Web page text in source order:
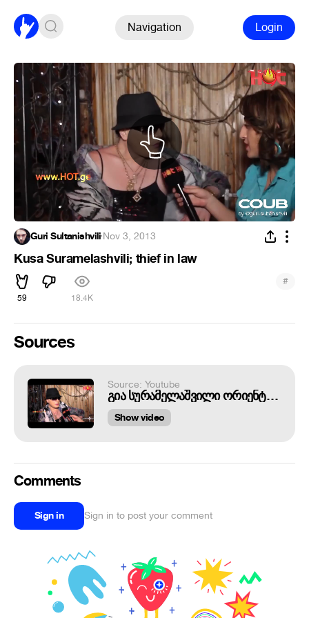
Navigation Login
Guri Sultanishvili·Nov 3, 2013
Kusa Suramelashvili; thief in law
59 18.4K
#
Sources
Source: Youtube
გია სურამელაშვილი ორიენტაციას და
Show video
Comments
Sign in Sign in to post your comment